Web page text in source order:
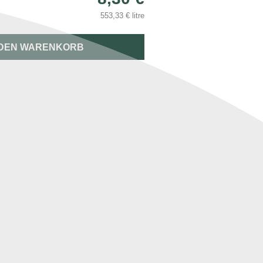
553,33 € litre
WARENKORB